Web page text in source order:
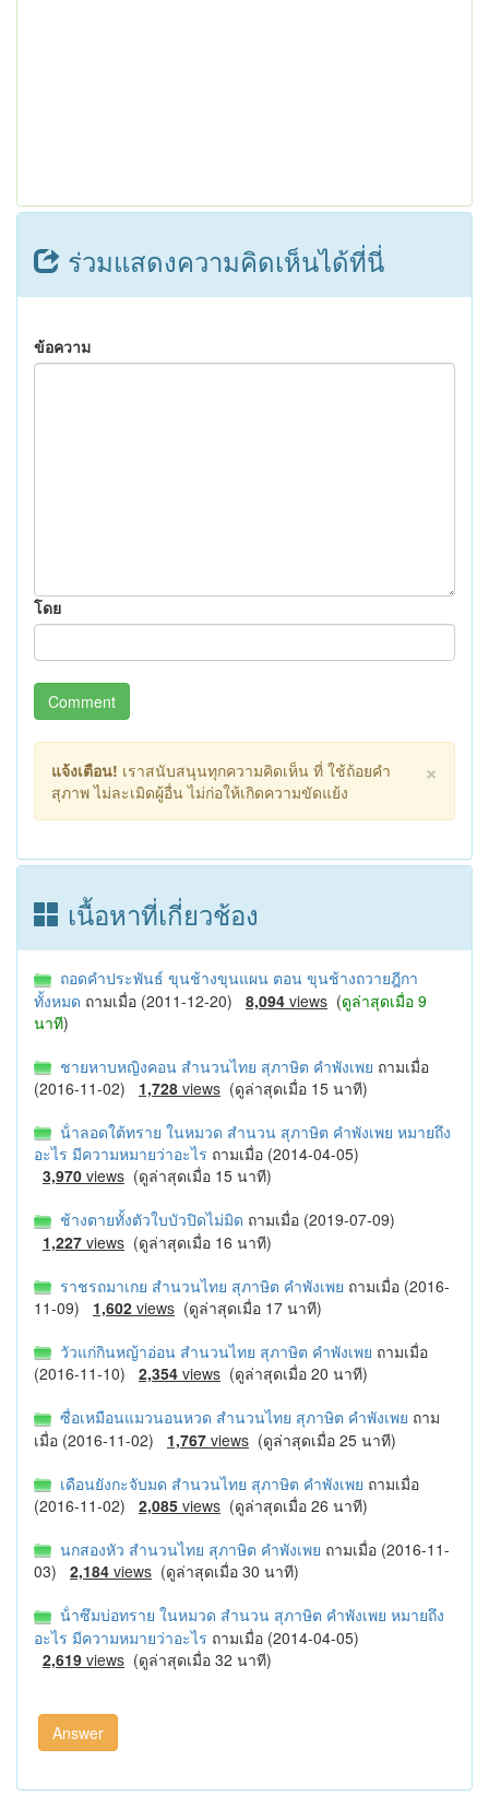
ร่วมแสดงความคิดเห็นได้ที่นี่
ข้อความ
โดย
Comment
×
แจ้งเตือน! เราสนับสนุนทุกความคิดเห็น ที่ ใช้ถ้อยคำ
สุภาพ ไม่ละเมิดผู้อื่น ไม่ก่อให้เกิดความขัดแย้ง
เนื้อหาที่เกี่ยวช้อง
ถอดคำประพันธ์ ขุนช้างขุนแผน ตอน ขุนช้างถวายฎีกา
ทั้งหมด ถามเมื่อ (2011-12-20) 8,094 views (ดูล่าสุดเมื่อ 9
นาที)
ชายหาบหญิงคอน สำนวนไทย สุภาษิต คำพังเพย ถามเมื่อ
(2016-11-02) 1,728 views (ดูล่าสุดเมื่อ 15 นาที)
น้ําลอดใต้ทราย ในหมวด สำนวน สุภาษิต คำพังเพย หมายถึง
อะไร มีความหมายว่าอะไร ถามเมื่อ (2014-04-05)
3,970 views (ดูล่าสุดเมื่อ 15 นาที)
ช้างตายทั้งตัวใบบัวปิดไม่มิด ถามเมื่อ (2019-07-09)
1,227 views (ดูล่าสุดเมื่อ 16 นาที)
ราชรถมาเกย สำนวนไทย สุภาษิต คำพังเพย ถามเมื่อ (2016-
11-09) 1,602 views (ดูล่าสุดเมื่อ 17 นาที)
วัวแก่กินหญ้าอ่อน สำนวนไทย สุภาษิต คำพังเพย ถามเมื่อ
(2016-11-10) 2,354 views (ดูล่าสุดเมื่อ 20 นาที)
ซื่อเหมือนแมวนอนหวด สำนวนไทย สุภาษิต คำพังเพย ถาม
เมื่อ (2016-11-02) 1,767 views (ดูล่าสุดเมื่อ 25 นาที)
เดือนยังกะจับมด สำนวนไทย สุภาษิต คำพังเพย ถามเมื่อ
(2016-11-02) 2,085 views (ดูล่าสุดเมื่อ 26 นาที)
นกสองหัว สำนวนไทย สุภาษิต คำพังเพย ถามเมื่อ (2016-11-
03) 2,184 views (ดูล่าสุดเมื่อ 30 นาที)
น้ําซึมบ่อทราย ในหมวด สำนวน สุภาษิต คำพังเพย หมายถึง
อะไร มีความหมายว่าอะไร ถามเมื่อ (2014-04-05)
2,619 views (ดูล่าสุดเมื่อ 32 นาที)